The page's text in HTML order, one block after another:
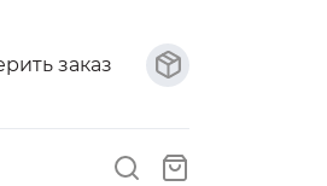
заказ